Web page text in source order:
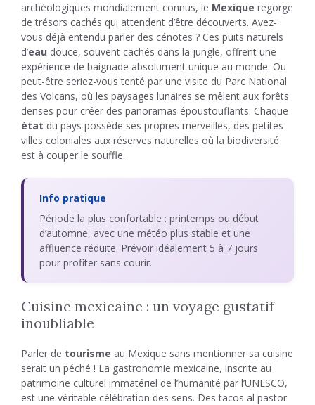
archéologiques mondialement connus, le Mexique regorge
de trésors cachés qui attendent d’être découverts. Avez-
vous déjà entendu parler des cénotes ? Ces puits naturels
d’eau douce, souvent cachés dans la jungle, offrent une
expérience de baignade absolument unique au monde. Ou
peut-être seriez-vous tenté par une visite du Parc National
des Volcans, où les paysages lunaires se mêlent aux forêts
denses pour créer des panoramas époustouflants. Chaque
état du pays possède ses propres merveilles, des petites
villes coloniales aux réserves naturelles où la biodiversité
est à couper le souffle.
Info pratique
Période la plus confortable : printemps ou début
d’automne, avec une météo plus stable et une
affluence réduite. Prévoir idéalement 5 à 7 jours
pour profiter sans courir.
Cuisine mexicaine : un voyage gustatif
inoubliable
Parler de tourisme au Mexique sans mentionner sa cuisine
serait un péché ! La gastronomie mexicaine, inscrite au
patrimoine culturel immatériel de l’humanité par l’UNESCO,
est une véritable célébration des sens. Des tacos al pastor